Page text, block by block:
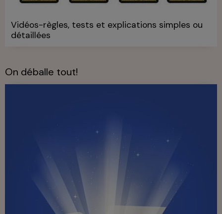
Vidéos-règles, tests et explications simples ou
détaillées
On déballe tout!